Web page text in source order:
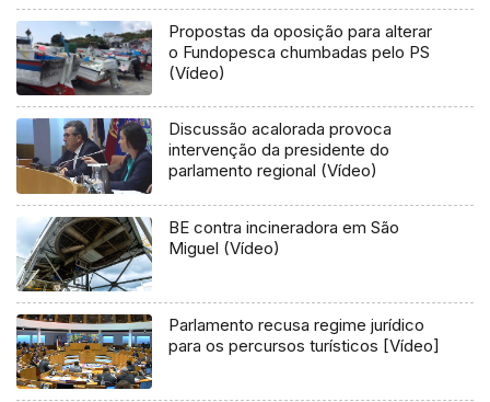
Propostas da oposição para alterar
o Fundopesca chumbadas pelo PS
(Vídeo)
Discussão acalorada provoca
intervenção da presidente do
parlamento regional (Vídeo)
BE contra incineradora em São
Miguel (Vídeo)
Parlamento recusa regime jurídico
para os percursos turísticos [Vídeo]